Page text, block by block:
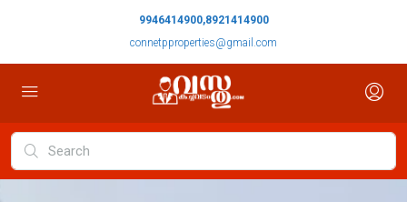
9946414900,8921414900
connetpproperties@gmail.com